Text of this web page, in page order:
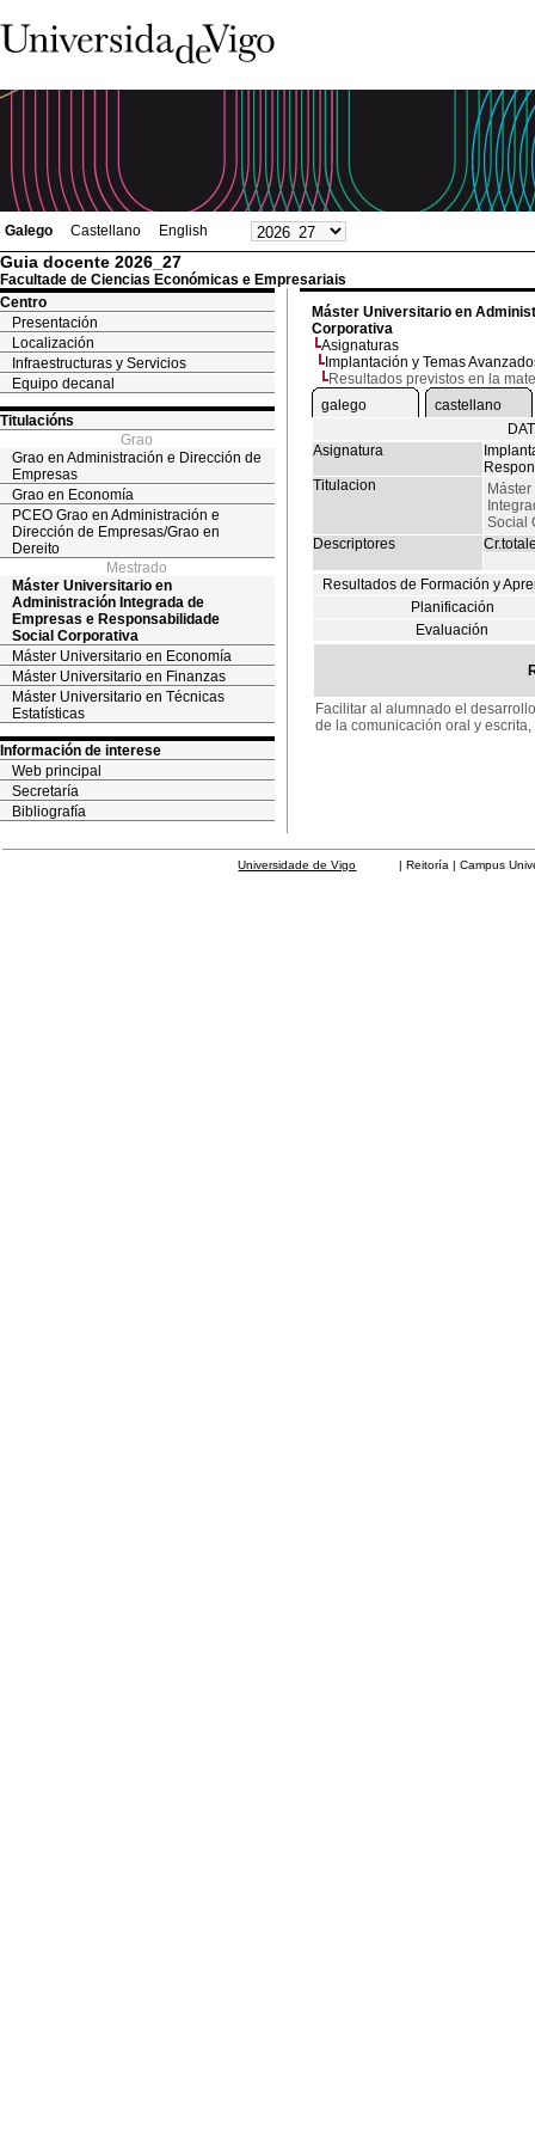
Galego Castellano English
Guia docente 2026_27
Facultade de Ciencias Económicas e Empresariais
Centro
Presentación
Localización
Infraestructuras y Servicios
Equipo decanal
Titulacións
Grao
Grao en Administración e Dirección de
Empresas
Grao en Economía
PCEO Grao en Administración e
Dirección de Empresas/Grao en
Dereito
Mestrado
Máster Universitario en
Administración Integrada de
Empresas e Responsabilidade
Social Corporativa
Máster Universitario en Economía
Máster Universitario en Finanzas
Máster Universitario en Técnicas
Estatísticas
Información de interese
Web principal
Secretaría
Bibliografía
Máster Universitario en
Corporativa
Asignaturas
Implantación y Temas
Resultados previstos en la
galego
castellano
Asignatura
Titulacion
Social
Descriptores
Resultados de Formación y
Planificación
Evaluación
Facilitar al alumnado el
de la comunicación oral y
Universidade de Vigo | Reitoría | Campus